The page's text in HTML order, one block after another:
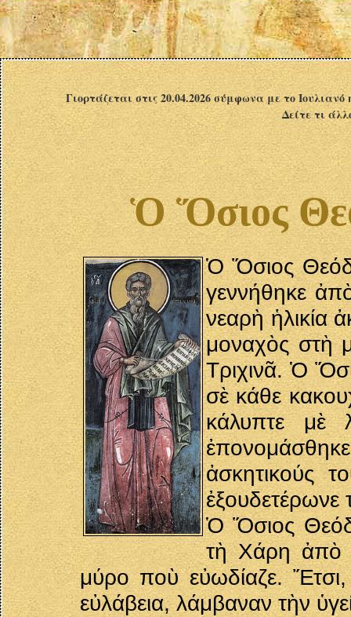
Γιορτάζεται στις 20.04.2026 σύμφωνα με το
Δείτε τι
Ὁ Ὅσιος
Ὁ Ὅσιος
γεννήθηκε
νεαρὴ ἡλικία
μοναχὸς στὴ
Τριχινᾶ. Ὁ
σὲ κάθε
κάλυπτε μὲ
ἀσκητικούς
ἐξουδετέρωνε
Ὁ Ὅσιος
τὴ Χάρη ἀπὸ
μύρο ποὺ εὐωδίαζε. Ἔτσι,
εὐλάβεια, λάμβαναν τὴν